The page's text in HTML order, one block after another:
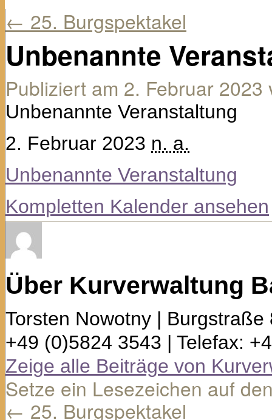
← 25. Burgspektakel
Unbenannte
Publiziert am 2. Februar 2023
Unbenannte Veranstaltung
2. Februar 2023 n. a.
Unbenannte Veranstaltung
Kompletten Kalender ansehen
Über Kurverwaltung
Torsten Nowotny |
+49 (0)5824 3543 | Telefax:
Zeige alle Beiträge von
Setze ein Lesezeichen auf
← 25. Burgspektakel